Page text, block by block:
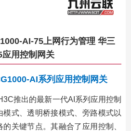
AI-75上网行为管理 华三
用控制网关
AI系列应用控制网关
推出的最新一代AI系列应用控制
模式、透明桥接模式、旁路模式以
关键节点。其融合了应用控制、